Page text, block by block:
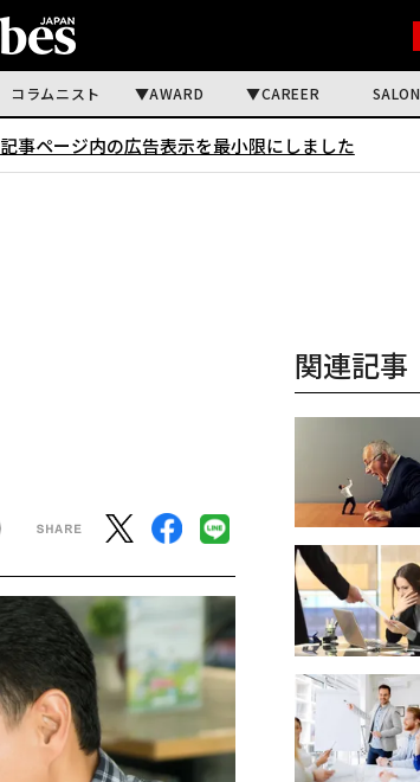
コラムニスト AWARD CAREER SALON
記事ページ内の広告表示を最小限にしました
関連記事